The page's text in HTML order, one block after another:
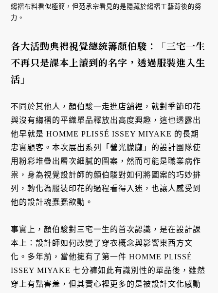
縐褶布料看似極簡，但范承宗看見的是隱藏於縐褶工藝背後的努
力。
各大活動典禮視覺總統籌顏伯駿：「三宅一生
不再只是課本上讀到的名字，透過服裝進入生
活」
不同於其他人，顏伯駿一走進店舖裡，就對季節印花
與沒有縐褶的平織單品釋放出高度興趣，這也透露出
他早就是 HOMME PLISSÉ ISSEY MIYAKE 的長期
忠實顧客。本次展出系列「營光朦朧」的設計團隊使
用粉彩堆疊出層次細膩的圖案，然而可能是職業病作
祟，身為視覺設計師的顏伯駿對如何將圖案的巧妙排
列，轉化為服裝印花的過程看得入迷，也讓人感受到
他的設計魂蠢蠢欲動。
事實上，顏伯駿對三宅一生的首次認識，是在設計課
本上：設計師如何改變了穿衣概念與影響東西方文
化。多年前，當他擁有了第一件 HOMME PLISSÉ
ISSEY MIYAKE 七分褲如此有識別性的單品後，雖然
穿上有點害羞，但其實心裡更多的是被設計文化感動